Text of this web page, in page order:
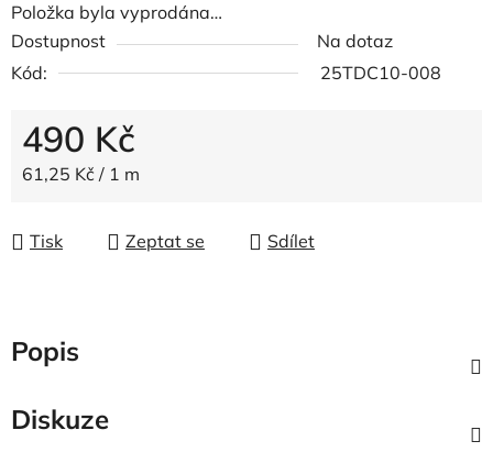
Položka byla vyprodána…
Dostupnost
Na dotaz
Kód:
25TDC10-008
490 Kč
Měrná cena:
61,25 Kč / 1 m
Tisk Zeptat se Sdílet
Popis
Diskuze